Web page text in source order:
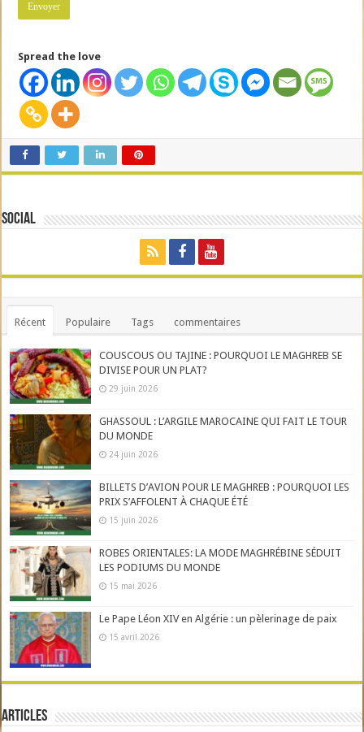
Spread the love
Social
Récent Populaire Tags commentaires
COUSCOUS OU TAJINE : POURQUOI LE MAGHREB SE
DIVISE POUR UN PLAT?
29 juin 2026
GHASSOUL : L’ARGILE MAROCAINE QUI FAIT LE TOUR
DU MONDE
24 juin 2026
BILLETS D’AVION POUR LE MAGHREB : POURQUOI LES
PRIX S’AFFOLENT À CHAQUE ÉTÉ
15 juin 2026
ROBES ORIENTALES: LA MODE MAGHRÉBINE SÉDUIT
LES PODIUMS DU MONDE
15 mai 2026
Le Pape Léon XIV en Algérie : un pèlerinage de paix
15 avril 2026
Articles